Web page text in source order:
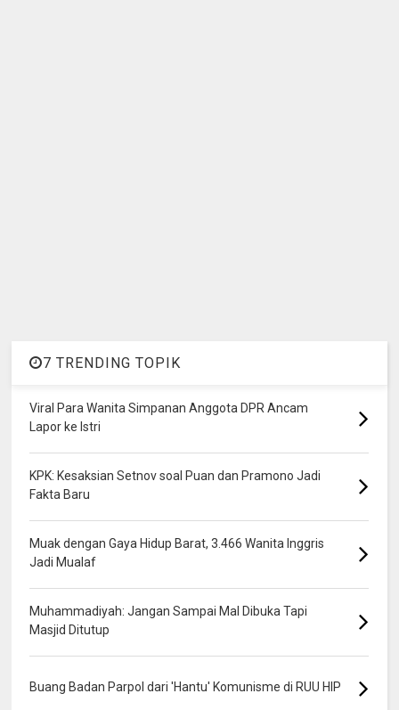
7 TRENDING TOPIK
Viral Para Wanita Simpanan Anggota DPR Ancam
Lapor ke Istri
KPK: Kesaksian Setnov soal Puan dan Pramono Jadi
Fakta Baru
Muak dengan Gaya Hidup Barat, 3.466 Wanita Inggris
Jadi Mualaf
Muhammadiyah: Jangan Sampai Mal Dibuka Tapi
Masjid Ditutup
Buang Badan Parpol dari 'Hantu' Komunisme di RUU HIP